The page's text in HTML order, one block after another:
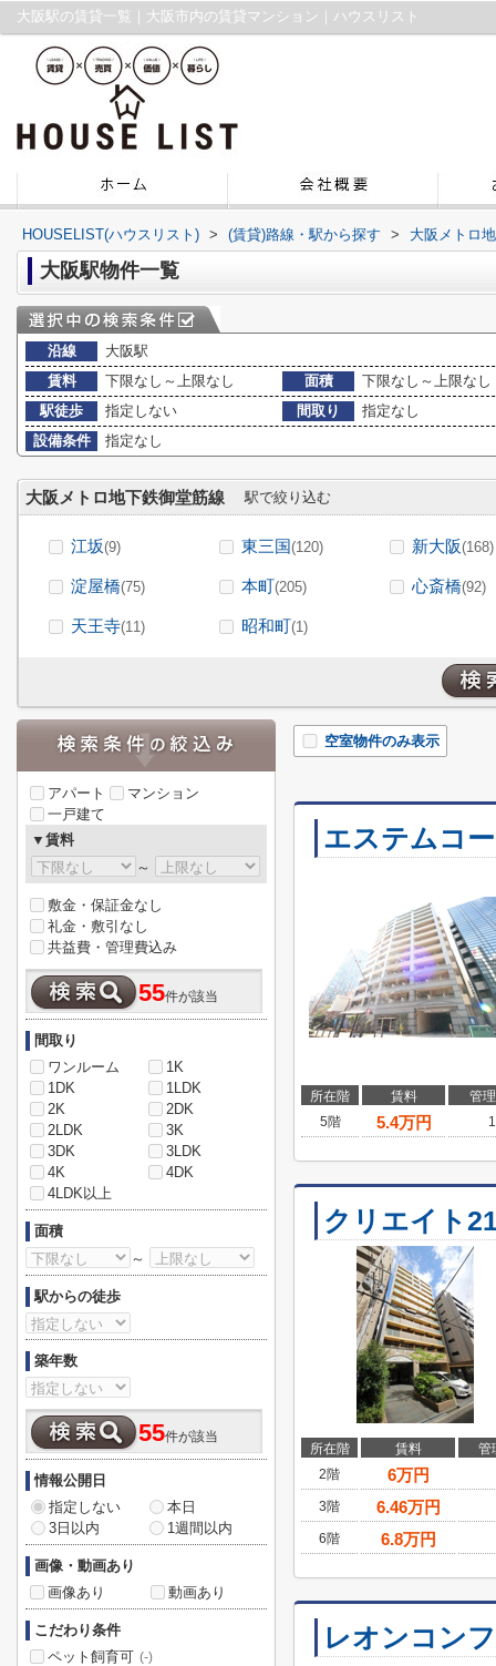
大阪駅の賃貸一覧｜大阪市内の賃貸マンション｜ハウスリスト
HOUSELIST(ハウスリスト) > (賃貸)路線・駅から探す > 大阪メトロ
大阪駅物件一覧
沿線
大阪駅
賃料
下限なし～上限なし 面積
下限なし～上限なし
駅徒歩
指定しない 間取り
指定なし
設備条件
指定なし
大阪メトロ地下鉄御堂筋線 駅で絞り込む
江坂(9) 東三国(120) 新大阪(168)
淀屋橋(75) 本町(205) 心斎橋(92)
天王寺(11) 昭和町(1)
空室物件のみ表示
エステムコ
所在階 賃料
管
5階
5.4万円
クリエイト
所在階 賃料
管
2階
6万円
3階 6.46万円
6階 6.8万円
レオンコン
アパート
マンション
一戸建て
▼賃料
～
敷金・保証金なし
礼金・敷引なし
共益費・管理費込み
55件が該当
間取り
ワンルーム
1K
1DK
1LDK
2K
2DK
2LDK
3K
3DK
3LDK
4K
4DK
4LDK以上
面積
～
駅からの徒歩
築年数
55件が該当
情報公開日
指定しない
本日
3日以内
1週間以内
画像・動画あり
画像あり
動画あり
こだわり条件
ペット飼育可 (-)